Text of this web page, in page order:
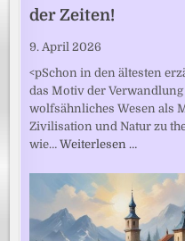
der Zeiten!
9. April 2026
<pSchon in den ältesten
das Motiv der
wolfsähnliches Wesen als
Zivilisation und Natur zu
wie…Weiterlesen …